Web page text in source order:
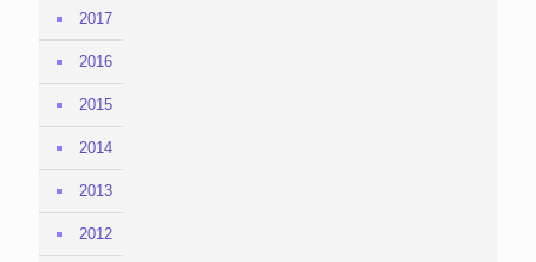
2017
2016
2015
2014
2013
2012